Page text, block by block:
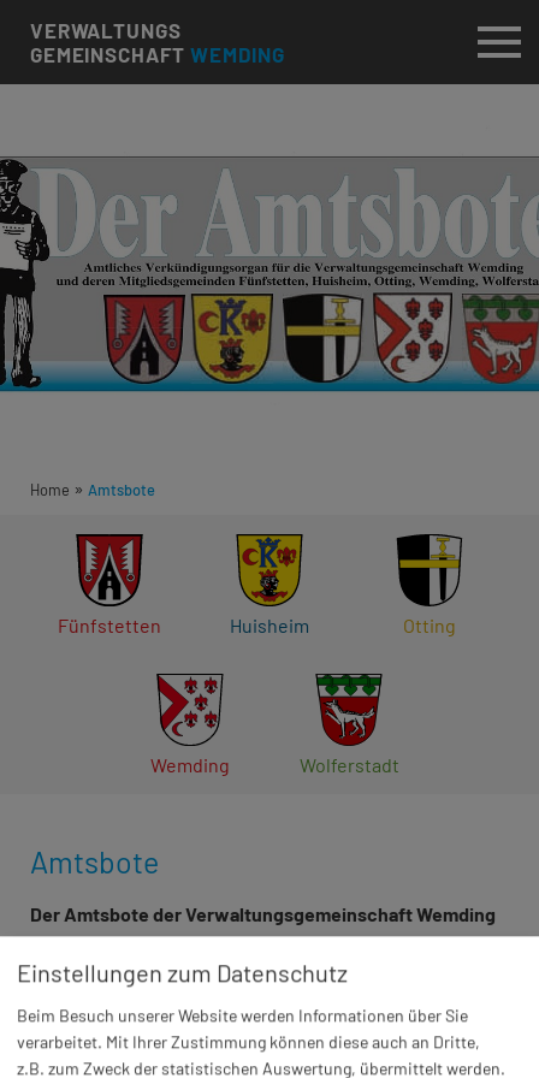
VERWALTUNGS
GEMEINSCHAFTWEMDING
Home » Amtsbote
Fünfstetten Huisheim Otting
Wemding Wolferstadt
Amtsbote
Der Amtsbote der Verwaltungsgemeinschaft Wemding
ist das offizielle Mitteilungsblatt der
Verwaltungsgemeinschaft Wemding und ihrer
Wemding und Wolferstadt. Er erscheint wöchentlich und
informiert über amtliche Bekanntmachungen,
Einstellungen zum Datenschutz
Beim Besuch unserer Website werden Informationen über Sie
verarbeitet. Mit Ihrer Zustimmung können diese auch an Dritte,
z.B. zum Zweck der statistischen Auswertung, übermittelt werden.